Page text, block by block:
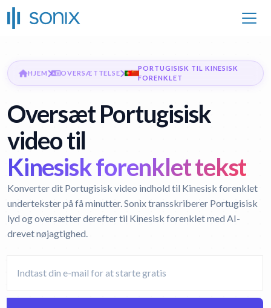
HJEM OVERSÆTTELSE
PORTUGISISK TIL KINESISK
FORENKLET
Oversæt Portugisisk
video til
Kinesisk forenklet tekst
Konverter dit Portugisisk video indhold til Kinesisk forenklet
undertekster på få minutter. Sonix transskriberer Portugisisk
lyd og oversætter derefter til Kinesisk forenklet med AI-
drevet nøjagtighed.